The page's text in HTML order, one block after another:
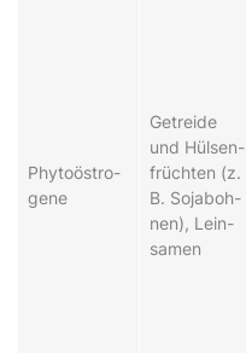
Phy­to­ös­tro­
gen­e
Ge­trei­de
und Hül­sen­
früch­ten (z.
B. Soja­boh­
nen), Lein­
sam­en